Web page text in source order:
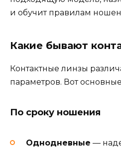
и обучит правилам
Какие бывают
Контактные линзы
параметров. Вот
По сроку ношения
Однодневные —